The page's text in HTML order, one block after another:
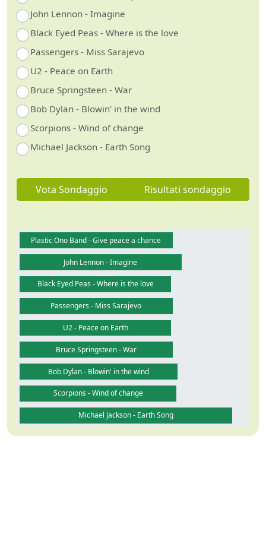
John Lennon - Imagine
Black Eyed Peas - Where is the love
Passengers - Miss Sarajevo
U2 - Peace on Earth
Bruce Springsteen - War
Bob Dylan - Blowin' in the wind
Scorpions - Wind of change
Michael Jackson - Earth Song
Vota Sondaggio Risultati sondaggio
Plastic Ono Band - Give peace a chance
John Lennon - Imagine
Black Eyed Peas - Where is the love
Passengers - Miss Sarajevo
U2 - Peace on Earth
Bruce Springsteen - War
Bob Dylan - Blowin' in the wind
Scorpions - Wind of change
Michael Jackson - Earth Song